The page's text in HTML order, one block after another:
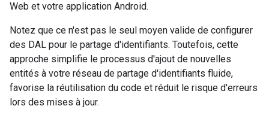
Web et votre application Android.
Notez que ce n'est pas le seul moyen valide de configurer
des DAL pour le partage d'identifiants. Toutefois, cette
approche simplifie le processus d'ajout de nouvelles
entités à votre réseau de partage d'identifiants fluide,
favorise la réutilisation du code et réduit le risque d'erreurs
lors des mises à jour.